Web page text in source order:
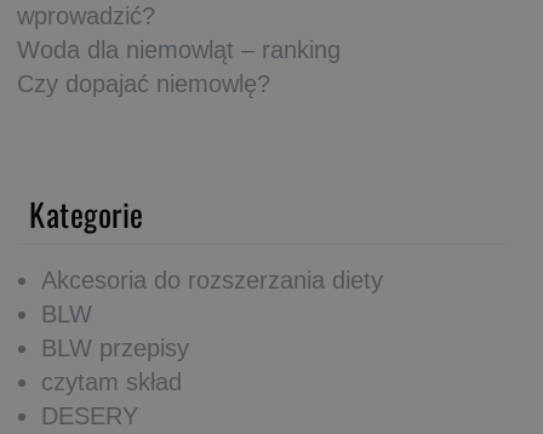
wprowadzić?
Woda dla niemowląt – ranking
Czy dopajać niemowlę?
Kategorie
Akcesoria do rozszerzania diety
BLW
BLW przepisy
czytam skład
DESERY